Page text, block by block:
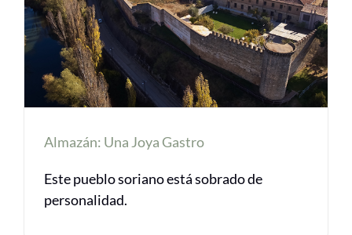
Almazán: Una Joya Gastro
Este pueblo soriano está sobrado de
personalidad.